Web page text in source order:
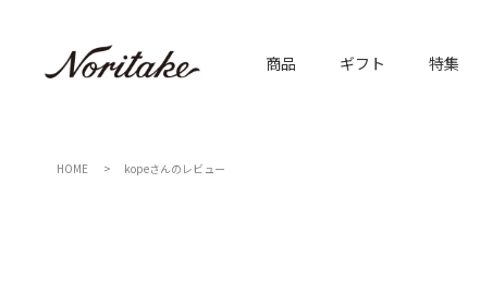
商品 ギフト 特集
HOME kopeさんのレビュー